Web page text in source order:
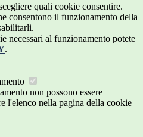
quali cookie consentire.
consentono il funzionamento della
necessari al funzionamento potete
.
non possono essere
l'elenco nella pagina della cookie